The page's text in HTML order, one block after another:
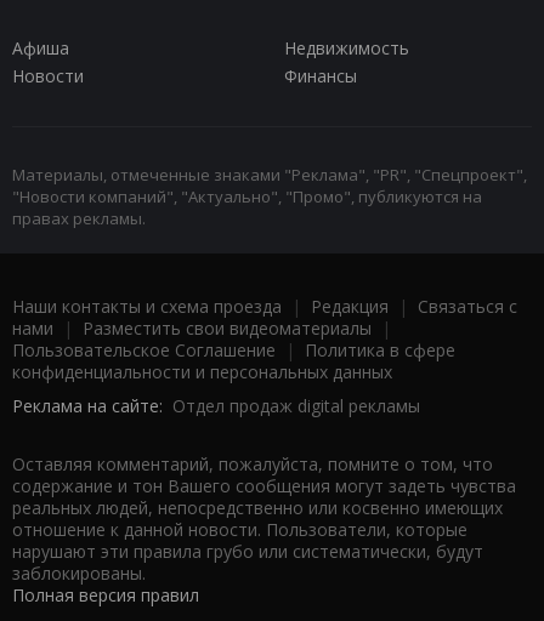
Афиша
Недвижимость
Новости
Финансы
Материалы, отмеченные знаками "Реклама", "PR", "Спецпроект",
"Новости компаний", "Актуально", "Промо", публикуются на
правах рекламы.
Наши контакты и схема проезда | Редакция | Связаться с
нами | Разместить свои видеоматериалы |
Пользовательское Соглашение |
Политика в сфере
конфиденциальности и персональных данных
Реклама на сайте: Отдел продаж digital рекламы
Оставляя комментарий, пожалуйста, помните о том, что
содержание и тон Вашего сообщения могут задеть чувства
реальных людей, непосредственно или косвенно имеющих
отношение к данной новости. Пользователи, которые
нарушают эти правила грубо или систематически, будут
заблокированы.
Полная версия правил